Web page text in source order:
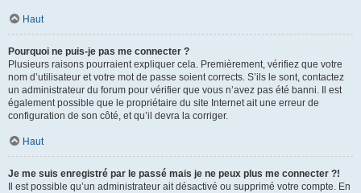
Haut
Pourquoi ne puis-je pas me connecter ?
Plusieurs raisons pourraient expliquer cela. Premièrement, vérifiez que votre
nom d’utilisateur et votre mot de passe soient corrects. S’ils le sont, contactez
un administrateur du forum pour vérifier que vous n’avez pas été banni. Il est
également possible que le propriétaire du site Internet ait une erreur de
configuration de son côté, et qu’il devra la corriger.
Haut
Je me suis enregistré par le passé mais je ne peux plus me connecter ?!
Il est possible qu’un administrateur ait désactivé ou supprimé votre compte. En